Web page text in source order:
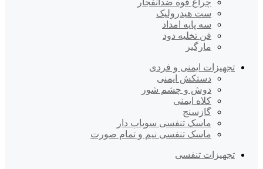
چراغ قوه ضدانفجار
ست هیدرولیک
سه پایه امداد
فن تخلیه دود
مارگیر
تجهیزات ایمنی و فردی
دستکش ایمنی
دوش و چشم شور
کلاه ایمنی
گازسنج
ماسک تنفسی سوپاپ دار
ماسک تنفسی نیم و تمام صورت
تجهیزات تنفسی